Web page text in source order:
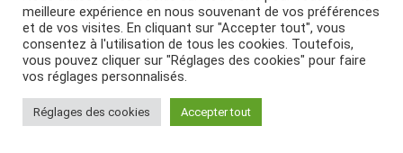
D’UTILISATION| POLITIQUE DES COOKIES|
meilleure expérience en nous souvenant de vos préférences
et de vos visites. En cliquant sur "Accepter tout", vous
consentez à l'utilisation de tous les cookies. Toutefois,
vous pouvez cliquer sur "Réglages des cookies" pour faire
vos réglages personnalisés.
Réglages des cookies Accepter tout